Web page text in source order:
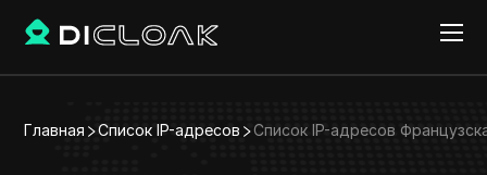
Главная Список IP-адресов Список IP-адресов